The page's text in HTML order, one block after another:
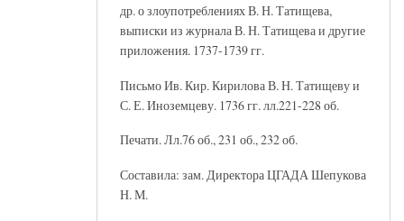
др. о злоупотреблениях В. Н. Татищева,
выписки из журнала В. Н. Татищева и другие
приложения. 1737-1739 гг.
Письмо Ив. Кир. Кирилова В. Н. Татищеву и
С. Е. Иноземцеву. 1736 гг. лл.221-228 об.
Печати. Лл.76 об., 231 об., 232 об.
Составила: зам. Директора ЦГАДА Шепукова
Н. М.